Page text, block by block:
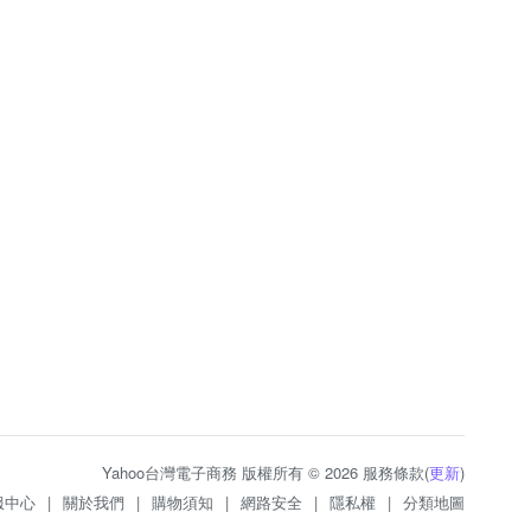
Yahoo台灣電子商務 版權所有 © 2026 服務條款(更新)
中心 | 關於我們 | 購物須知 | 網路安全 | 隱私權 | 分類地圖